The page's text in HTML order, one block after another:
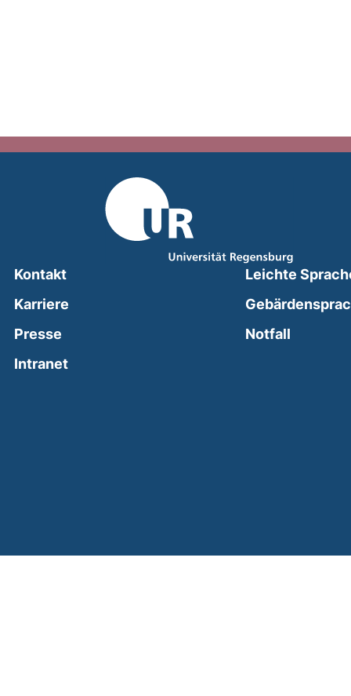
Kontakt
Karriere
Presse
Intranet(external link, opens in a new window)
Leichte
Notfall